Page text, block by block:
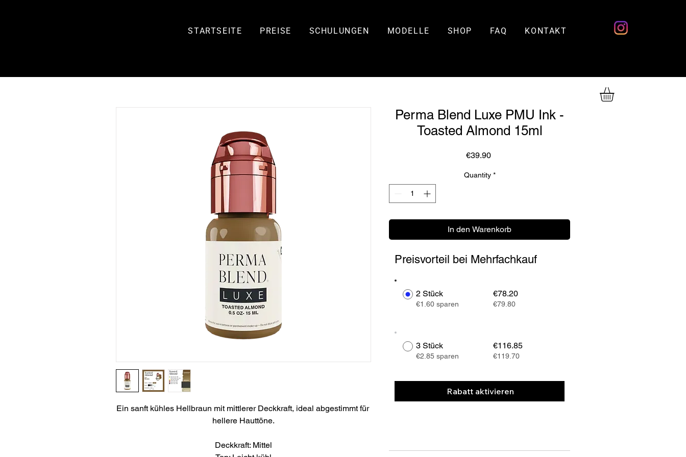
STARTSEITE PREISE SCHULUNGEN MODELLE SHOP FAQ KONTAKT
Ein sanft kühles Hellbraun mit mittlerer Deckkraft, ideal abgestimmt für
hellere Hauttöne.
Deckkraft: Mittel
Perma Blend Luxe PMU Ink -
Toasted Almond 15ml
€39.90Price
Quantity *
In den Warenkorb
3 Stück €116.85
€2.85 sparen €119.70
€1.60 sparen €79.80
2 Stück €78.20
Preisvorteil bei Mehrfachkauf
Rabatt aktivieren